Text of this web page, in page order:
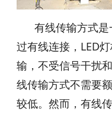
有线传输方式
过有线连接，LED
输，不受信号干扰
线传输方式不需要
较低。然而，有线